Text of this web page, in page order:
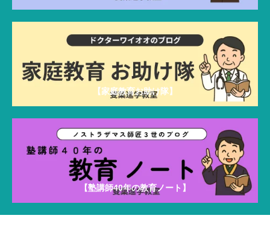
【家庭教育お助け隊】
【塾講師40年の教育ノート】